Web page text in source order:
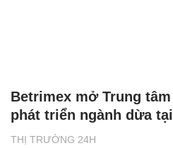
THỊ TRƯỜNG 24H
Betrimex mở Trung
phát triển ngành dừa tại